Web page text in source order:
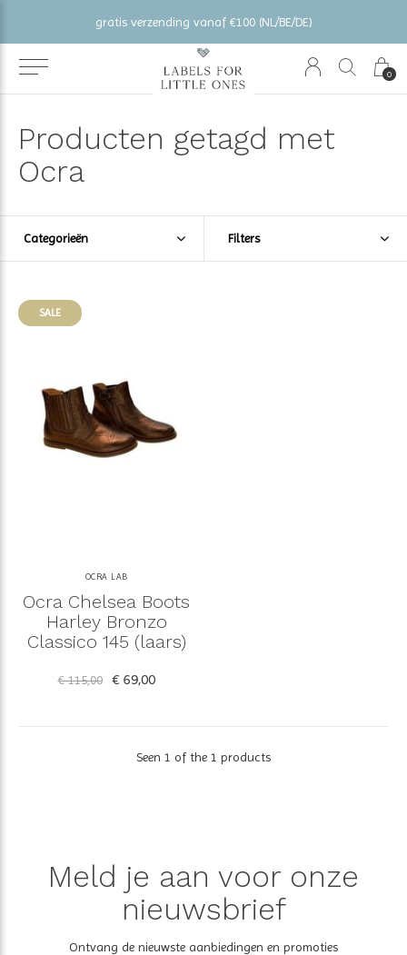
0
gratis verzending vanaf €100 (NL/BE/DE)
Producten getagd met
Ocra
Categorieën Filters
SALE
OCRA LAB
Ocra Chelsea Boots
Harley Bronzo
Classico 145 (laars)
€ 115,00 € 69,00
Seen 1 of the 1 products
Meld je aan voor onze
nieuwsbrief
Ontvang de nieuwste aanbiedingen en promoties